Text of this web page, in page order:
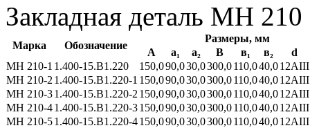
Закладная деталь МН 210
Марка Обозначение
Размеры, мм
А
а₁ a₂ В в₁ в₂
d
МН 210-1 1.400-15.В1.220 150,090,030,0300,0110,040,012АIII
МН 210-2 1.400-15.В1.220-1 150,090,030,0300,0110,040,012АIII
МН 210-31.400-15.В1.220-2 150,090,030,0300,0110,040,012АIII
МН 210-41.400-15.В1.220-3150,090,030,0300,0110,040,012АIII
МН 210-51.400-15.В1.220-4150,090,030,0300,0110,040,012АIII